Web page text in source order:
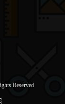
Reserved